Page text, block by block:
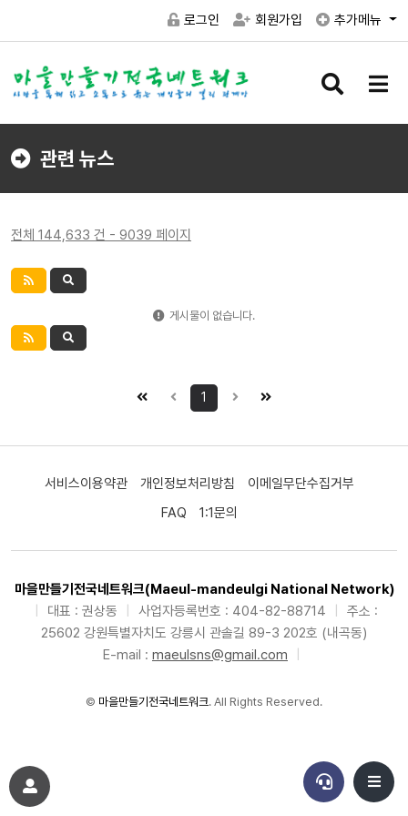
로그인 회원가입 추가메뉴
검
버
메
버
관련 뉴스
전체 144,633 건 - 9039 페이지
게시물이 없습니다.
1
서비스이용약관 개인정보처리방침
이메일무단수집거부
FAQ
1:1문의
마을만들기전국네트워크(Maeul-mandeulgi National Network)
대표 : 권상동 사업자등록번호 : 404-82-88714
주소 :
25602 강원특별자치도 강릉시 관솔길 89-3 202호 (내곡동)
E-mail : maeulsns@gmail.com
© 마을만들기전국네트워크. All Rights Reserved.